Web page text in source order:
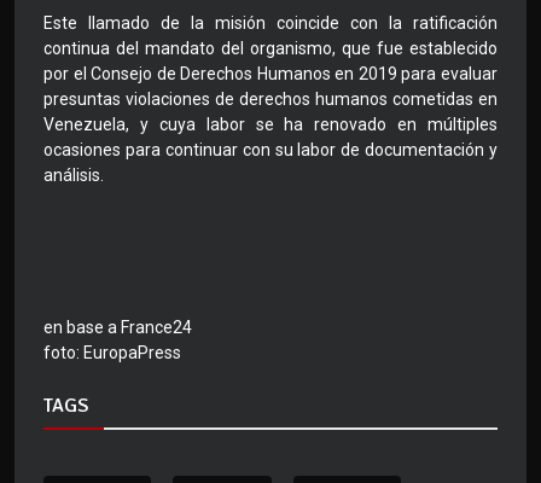
Este llamado de la misión coincide con la ratificación
continua del mandato del organismo, que fue establecido
por el Consejo de Derechos Humanos en 2019 para evaluar
presuntas violaciones de derechos humanos cometidas en
Venezuela, y cuya labor se ha renovado en múltiples
ocasiones para continuar con su labor de documentación y
análisis.
en base a France24
foto: EuropaPress
TAGS